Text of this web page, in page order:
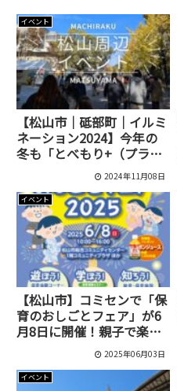
イベント
【松山市｜砥部町｜イルミ
ネーション2024】今年の
冬も「とべもり+（プラ
ス）」エリアで大規模なイ
ルミネーションイベントが
開催されます！
2024年11月08日
イベント
【松山市】コミセンで「保
育のおしごとフェア」が6
月8日に開催！親子で楽し
めるイベント＆就職相談会
2025年06月03日
イベント